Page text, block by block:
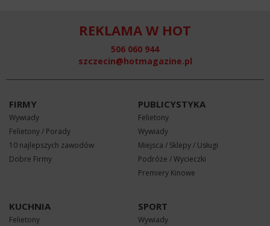
REKLAMA W HOT
506 060 944
szczecin@hotmagazine.pl
FIRMY
Wywiady
Felietony / Porady
10 najlepszych zawodów
Dobre Firmy
PUBLICYSTYKA
Felietony
Wywiady
Miejsca / Sklepy / Usługi
Podróże / Wycieczki
Premiery Kinowe
KUCHNIA
Felietony
SPORT
Wywiady